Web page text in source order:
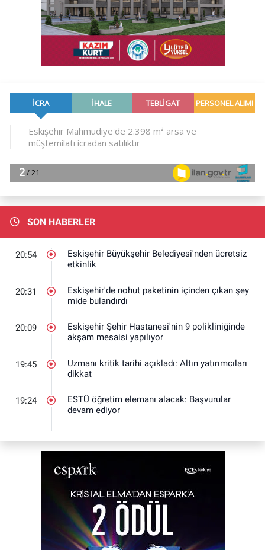
SON HABERLER
20:54
Eskişehir Büyükşehir Belediyesi'nden ücretsiz
etkinlik
20:31
Eskişehir'de nohut paketinin içinden çıkan şey
mide bulandırdı
20:09
Eskişehir Şehir Hastanesi'nin 9 polikliniğinde
akşam mesaisi yapılıyor
19:45
Uzmanı kritik tarihi açıkladı: Altın yatırımcıları
dikkat
19:24
ESTÜ öğretim elemanı alacak: Başvurular
devam ediyor